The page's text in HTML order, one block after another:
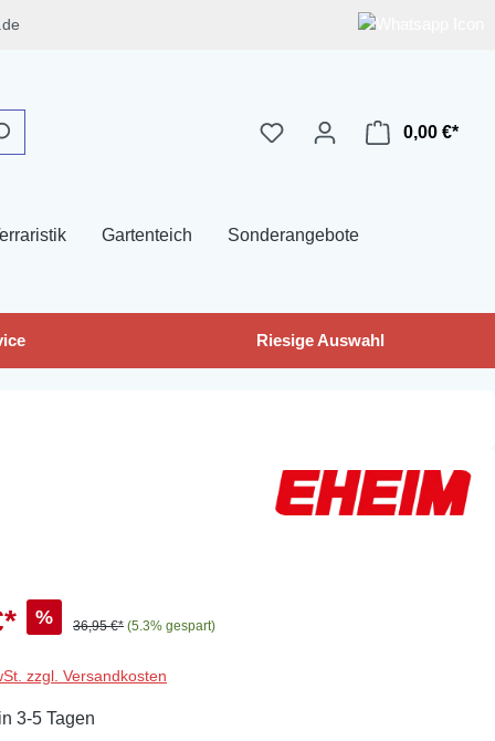
0,00 €*
Gartenteich Sonderangebote
Riesige Auswahl
% 36,95 €* (5.3% gespart)
zzgl. Versandkosten
3-5 Tagen